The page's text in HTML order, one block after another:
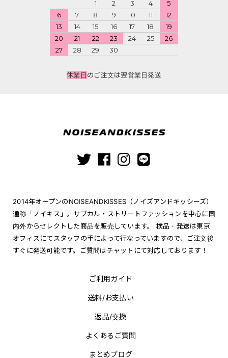
1
2 3 4
5
6
7 8 9 10 11
12
13
14 15 16 17 18
19
20
21 22 23 24 25
26
27
28 29 30
休業日のご注文は翌営業日発送
2014年オープンのNOISEANDKISSES（ノイズアンドキッシーズ）
通称「ノイキス」。サブカル・ストリートファッションを中心に国
内外からセレクトした商品を販売しています。 検品・発送は東京
オフィスにてスタッフの手によって行なっていますので、ご注文後
すぐに発送可能です。ご質問はチャットにて対応しております！
ご利用ガイド
送料/お支払い
返品/交換
よくあるご質問
まとめブログ